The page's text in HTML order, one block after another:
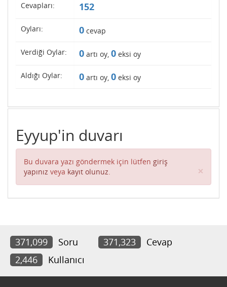
Cevapları: 152
Oyları: 0 cevap
Verdiği Oylar: 0 artı oy, 0 eksi oy
Aldığı Oylar: 0 artı oy, 0 eksi oy
Eyyup'in duvarı
Bu duvara yazı göndermek için lütfen giriş
yapınız veya kayıt olunuz. ×
371,099 Soru 371,323
Cevap
2,446
Kullanıcı